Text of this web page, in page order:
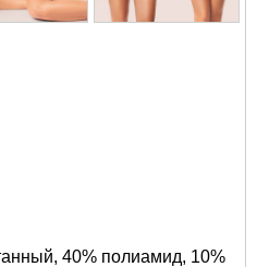
40% полиамид, 10%